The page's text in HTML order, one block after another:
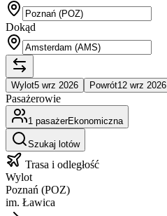
Dokąd
Wylot5 wrz 2026 Powrót12 wrz 2026
Pasażerowie
1 pasażerEkonomiczna
Szukaj lotów
Trasa i odległość
Wylot
Poznań (POZ)
im. Ławica